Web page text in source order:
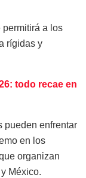
permitirá a los
rígidas y
todo recae en
pueden enfrentar
en los
organizan
México.